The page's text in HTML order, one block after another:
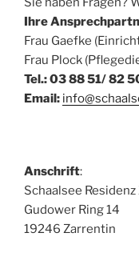
Ihre
Frau Gaefke
Frau Plock
Tel.: 03 88 51/ 82
Email:
Anschrift:
Schaalsee
Gudower Ring 14
19246 Zarrentin